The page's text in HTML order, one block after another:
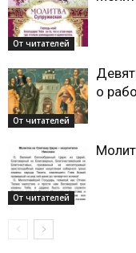
От читателей
От читателей
о
От читателей